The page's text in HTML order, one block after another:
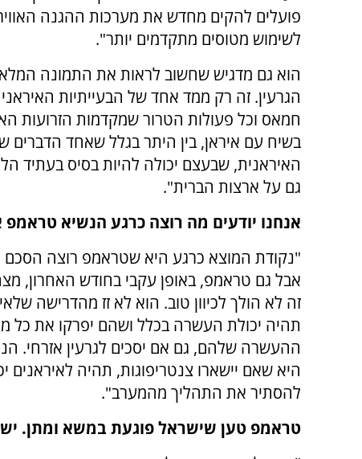
פועלים להקים מחדש את מערכות ההגנה
לשימוש מטוסים מתקדמים יותר".
הוא גם מדגיש שחשוב לראות את התמונה
הגרעין. זה רק ממד אחד של הבעייתיות
חמאס וכל פעולות הטרור שמקדמות הזרועות
בשיח עם איראן, בין היתר בגלל שאחד הדברים
האיראנית, שבעצם יכולה להיות בסיס בעתיד הלא
גם על ארצות הברית".
אנחנו יודעים מה רוצה כרגע הנשיא טראמפ
"נקודת המוצא כרגע היא שטראמפ רוצה
אבל גם טראמפ, באופן עקבי בחודש האחרון,
זה לא הולך לכיוון טוב. הוא לא זז מהדרישה
תהיה יכולת העשרה בכלל ושהם יפרקו את כל
ההעשרה שלהם, גם אם יסכים לגרעין אזרחי.
היא שאם יישארו צנטריפוגות, תהיה לאיראנים
להסתיר את התהליך מהמערב".
טראמפ טען שישראל פוגעת במשא ומתן. יש